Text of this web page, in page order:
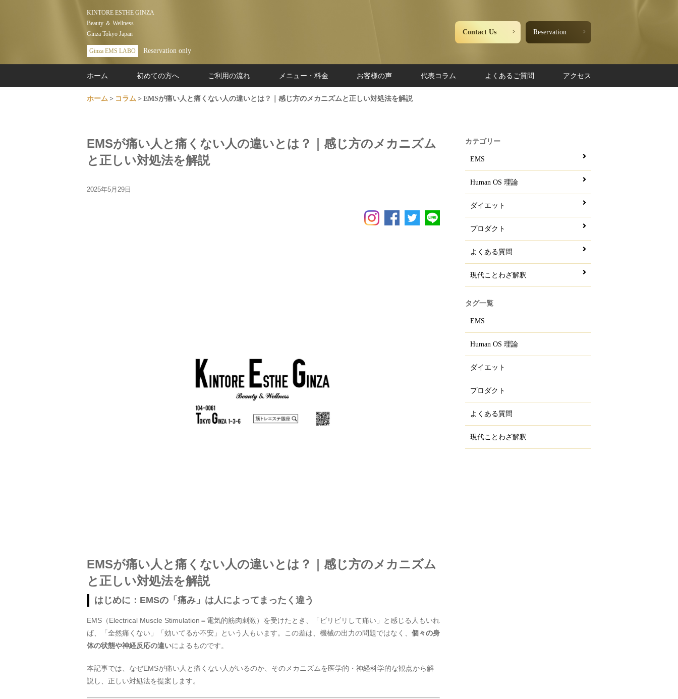
KINTORE ESTHE GINZA
Beauty ＆ Wellness
Ginza Tokyo Japan
Ginza EMS LABO Reservation only
Contact Us Reservation
ホーム 初めての方へ ご利用の流れ メニュー・料金 お客様の声 代表コラム よくあるご質問 アクセス
ホーム コラム EMSが痛い人と痛くない人の違いとは？｜感じ方のメカニズムと正しい対処法を解説
EMSが痛い人と痛くない人の違いとは？｜感じ方のメカニズム
と正しい対処法を解説
2025年5月29日
EMSが痛い人と痛くない人の違いとは？｜感じ方のメカニズム
と正しい対処法を解説
はじめに：EMSの「痛み」は人によってまったく違う
EMS（Electrical Muscle Stimulation＝電気的筋肉刺激）を受けたとき、「ビリビリして痛い」と感じる人もいれ
ば、「全然痛くない」「効いてるか不安」という人もいます。この差は、機械の出力の問題ではなく、 個々の身
体の状態や神経反応の違いによるものです。
本記事では、なぜEMSが痛い人と痛くない人がいるのか、そのメカニズムを医学的・神経科学的な観点から解
説し、正しい対処法を提案します。
カテゴリー
EMS
Human OS 理論
ダイエット
プロダクト
よくある質問
現代ことわざ解釈
タグ一覧
EMS
Human OS 理論
ダイエット
プロダクト
よくある質問
現代ことわざ解釈